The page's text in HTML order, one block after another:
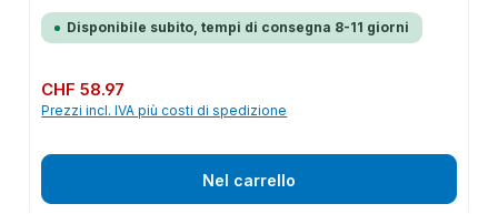
Disponibile subito, tempi di consegna 8-11 giorni
Prezzo normale:
CHF 58.97
Prezzi incl. IVA più costi di spedizione
Nel carrello